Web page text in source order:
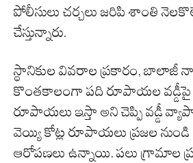
పోలీసులు చర్చలు జరిపి శాంతి
చేస్తున్నారు.
స్థానికుల వివరాల ప్రకారం, బాలాజీ
కొంతకాలంగా పది రూపాయల వడ్డీపై
రూపాయలు ఇస్తా అని చెప్పి వడ్డీ
వెయ్యి కోట్ల రూపాయలు ప్రజల నుండి
ఆరోపణలు ఉన్నాయి. పలు గ్రామాల